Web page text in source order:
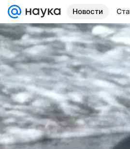
Новости